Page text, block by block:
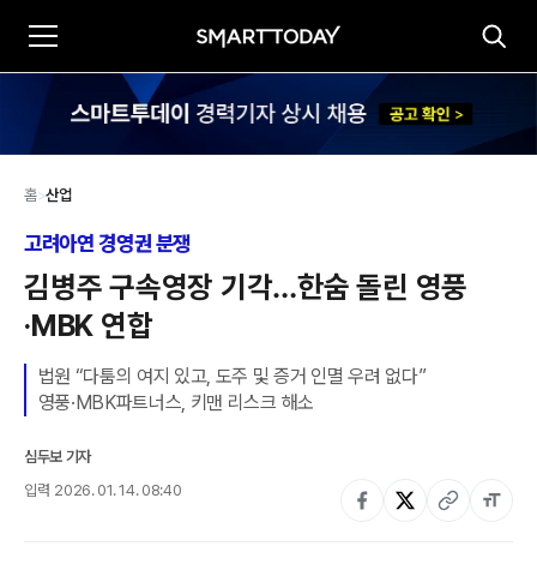
홈>산업
고려아연 경영권 분쟁
김병주 구속영장 기각…한숨 돌린 영풍
·MBK 연합
법원 “다툼의 여지 있고, 도주 및 증거 인멸 우려 없다”
영풍·MBK파트너스, 키맨 리스크 해소
심두보 기자
입력 2026. 01. 14. 08:40